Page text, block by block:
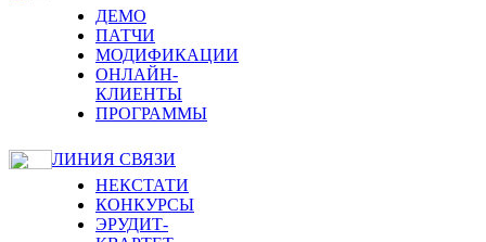
ДЕМО
ПАТЧИ
МОДИФИКАЦИИ
ОНЛАЙН-
КЛИЕНТЫ
ПРОГРАММЫ
ЛИНИЯ СВЯЗИ
НЕКСТАТИ
КОНКУРСЫ
ЭРУДИТ-